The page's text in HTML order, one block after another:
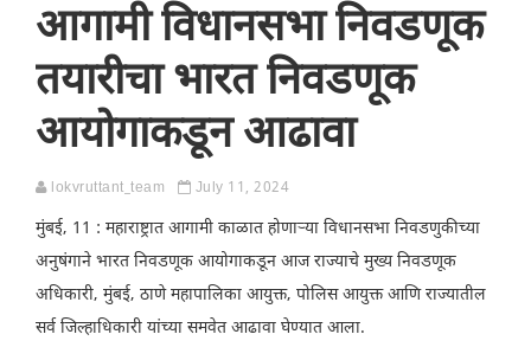
आगामी विधानसभा निवडणूक
तयारीचा भारत निवडणूक
आयोगाकडून आढावा
lokvruttant_team July 11, 2024
मुंबई, 11 : महाराष्ट्रात आगामी काळात होणाऱ्या विधानसभा निवडणुकीच्या
अनुषंगाने भारत निवडणूक आयोगाकडून आज राज्याचे मुख्य निवडणूक
अधिकारी, मुंबई, ठाणे महापालिका आयुक्त, पोलिस आयुक्त आणि राज्यातील
सर्व जिल्हाधिकारी यांच्या समवेत आढावा घेण्यात आला.